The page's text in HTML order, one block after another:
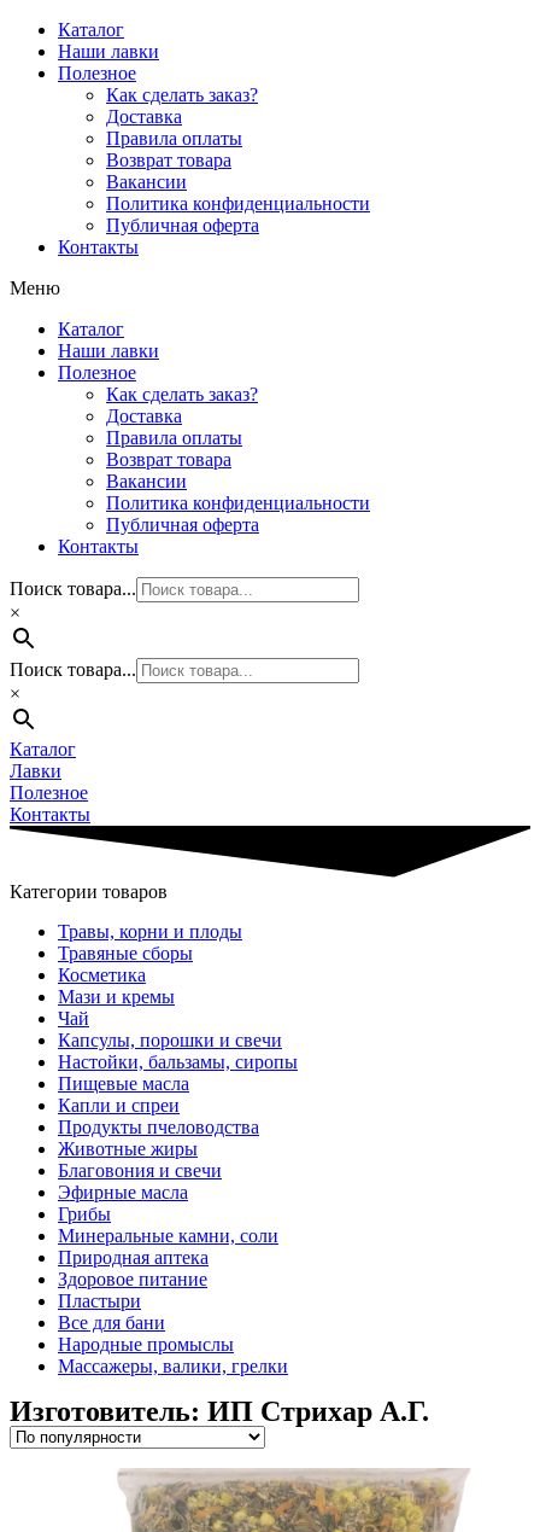
Перейти
содержимому
Каталог
Наши лавки
Полезное
Как сделать заказ?
Доставка
Правила оплаты
Возврат товара
Вакансии
Политика конфиденциальности
Публичная оферта
Контакты
Меню
Каталог
Наши лавки
Полезное
Как сделать заказ?
Доставка
Правила оплаты
Возврат товара
Вакансии
Политика конфиденциальности
Публичная оферта
Контакты
Поиск товара...
×
Поиск товара...
×
Каталог
Лавки
Полезное
Контакты
Категории товаров
Травы, корни и плоды
Травяные сборы
Косметика
Мази и кремы
Чай
Капсулы, порошки и свечи
Настойки, бальзамы, сиропы
Пищевые масла
Капли и спреи
Продукты пчеловодства
Животные жиры
Благовония и свечи
Эфирные масла
Грибы
Минеральные камни, соли
Природная аптека
Здоровое питание
Пластыри
Все для бани
Народные промыслы
Массажеры, валики, грелки​
Изготовитель: ИП Стрихар А.Г.